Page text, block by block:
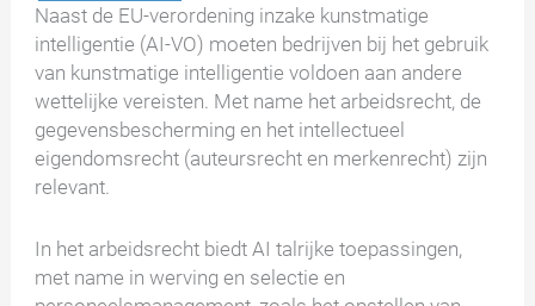
Naast de EU-verordening inzake kunstmatige
intelligentie (AI-VO) moeten bedrijven bij het gebruik
van kunstmatige intelligentie voldoen aan andere
wettelijke vereisten. Met name het arbeidsrecht, de
gegevensbescherming en het intellectueel
eigendomsrecht (auteursrecht en merkenrecht) zijn
relevant.
In het arbeidsrecht biedt AI talrijke toepassingen,
met name in werving en selectie en